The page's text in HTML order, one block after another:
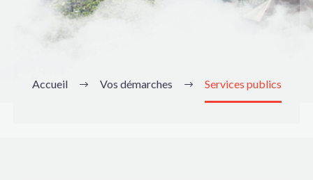
Accueil Vos démarches Services publics